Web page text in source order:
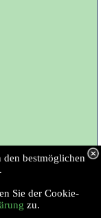
den bestmöglichen
Sie der Cookie-
zu.